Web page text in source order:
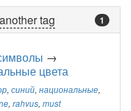
1
another tag
→
цвета
, синий, национальные,
, rahvus, must